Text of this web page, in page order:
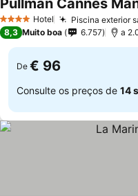
4 EstrelasHotel Piscina exterior
Pullman Cannes
8,3 Muito boa 6.757 a
De € 96
Consulte os preços de 14